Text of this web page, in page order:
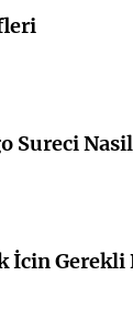
Sureci
İcin Gerekli